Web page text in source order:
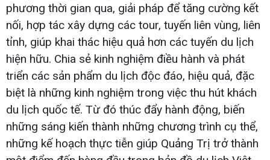
phương thời gian qua, giải pháp để tăng cường kết
nối, hợp tác xây dựng các tour, tuyến liên vùng, liên
tỉnh, giúp khai thác hiệu quả hơn các tuyến du lịch
hiện hữu. Chia sẻ kinh nghiệm điều hành và phát
triển các sản phẩm du lịch độc đáo, hiệu quả, đặc
biệt là những kinh nghiệm trong việc thu hút khách
du lịch quốc tế. Từ đó thúc đẩy hành động, biến
những sáng kiến thành những chương trình cụ thể,
những kế hoạch thực tiễn giúp Quảng Trị trở thành